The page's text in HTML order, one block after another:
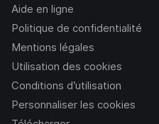
Aide en ligne
Politique de confidentialité
Mentions légales
Utilisation des cookies
Conditions d’utilisation
Personnaliser les cookies